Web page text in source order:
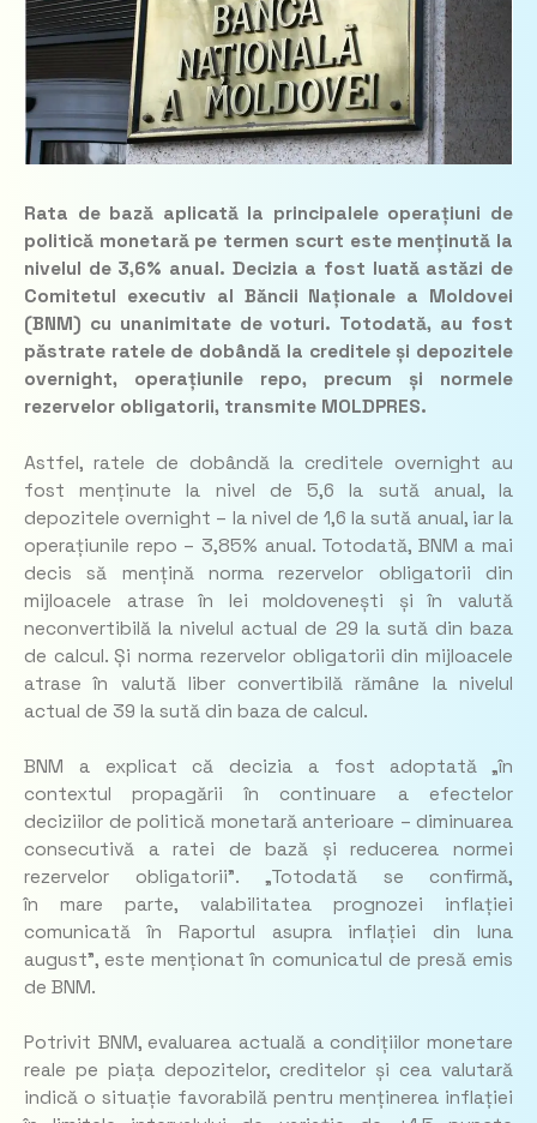
Rata de bază aplicată la principalele operațiuni de
politică monetară pe termen scurt este menținută la
nivelul de 3,6% anual. Decizia a fost luată astăzi de
Comitetul executiv al Băncii Naționale a Moldovei
(BNM) cu unanimitate de voturi. Totodată, au fost
păstrate ratele de dobândă la creditele și depozitele
overnight, operațiunile repo, precum și normele
rezervelor obligatorii, transmite MOLDPRES.
Astfel, ratele de dobândă la creditele overnight au
fost menținute la nivel de 5,6 la sută anual, la
depozitele overnight – la nivel de 1,6 la sută anual, iar la
operațiunile repo – 3,85% anual. Totodată, BNM a mai
decis să mențină norma rezervelor obligatorii din
mijloacele atrase în lei moldovenești și în valută
neconvertibilă la nivelul actual de 29 la sută din baza
de calcul. Și norma rezervelor obligatorii din mijloacele
atrase în valută liber convertibilă rămâne la nivelul
actual de 39 la sută din baza de calcul.
BNM a explicat că decizia a fost adoptată „în
contextul propagării în continuare a efectelor
deciziilor de politică monetară anterioare – diminuarea
consecutivă a ratei de bază și reducerea normei
rezervelor obligatorii”. „Totodată se confirmă,
în mare parte, valabilitatea prognozei inflației
comunicată în Raportul asupra inflației din luna
august”, este menționat în comunicatul de presă emis
de BNM.
Potrivit BNM, evaluarea actuală a condițiilor monetare
reale pe piața depozitelor, creditelor și cea valutară
indică o situație favorabilă pentru menținerea inflației